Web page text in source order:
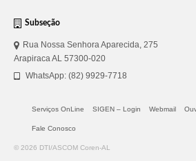
Subseção
Rua Nossa Senhora Aparecida, 275
Arapiraca AL 57300-020
WhatsApp: (82) 9929-7718
Serviços OnLine SIGEN – Login Webmail
Fale Conosco
© 2026 DTI/ASCOM Coren-AL